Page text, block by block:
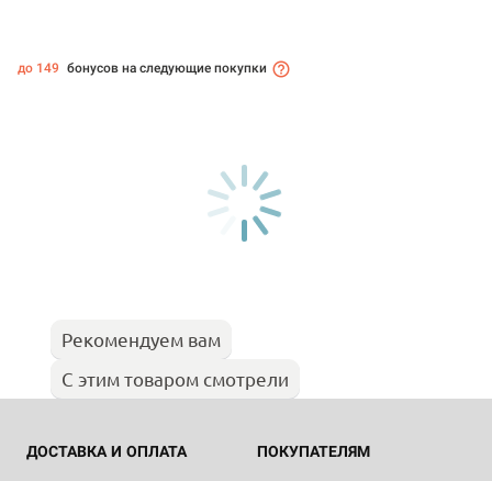
до 149 бонусов на следующие покупки
Рекомендуем вам
С этим товаром смотрели
ДОСТАВКА И ОПЛАТА ПОКУПАТЕЛЯМ